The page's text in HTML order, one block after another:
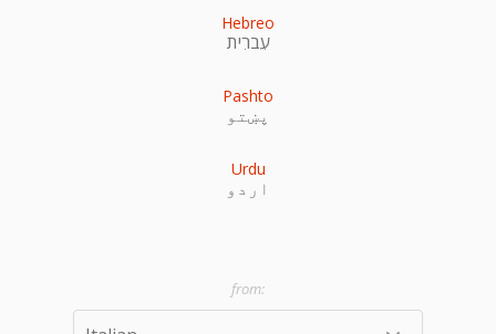
Hebreo
עִברִית
Pashto
پښتو
Urdu
اردو